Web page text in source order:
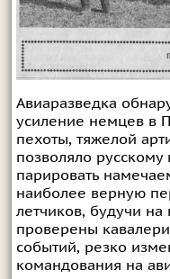
Авиаразведка
усиление немцев в
пехоты, тяжелой
позволяло
парировать
наиболее верную
летчиков, будучи на
проверены
событий, резко
командования на